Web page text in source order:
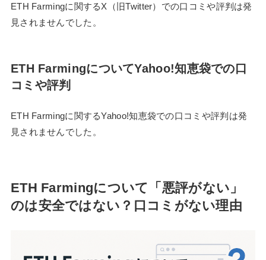
ETH Farmingに関するX（旧Twitter）での口コミや評判は発
見されませんでした。
ETH FarmingについてYahoo!知恵袋での口
コミや評判
ETH Farmingに関するYahoo!知恵袋での口コミや評判は発
見されませんでした。
ETH Farmingについて「悪評がない」
のは安全ではない？口コミがない理由